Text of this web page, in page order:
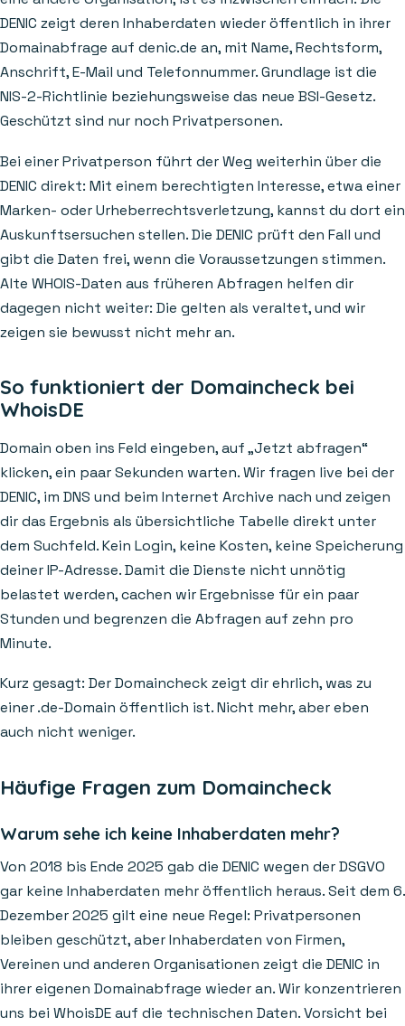
DENIC zeigt deren Inhaberdaten wieder öffentlich in ihrer
Domainabfrage auf denic.de an, mit Name, Rechtsform,
Anschrift, E-Mail und Telefonnummer. Grundlage ist die
NIS-2-Richtlinie beziehungsweise das neue BSI-Gesetz.
Geschützt sind nur noch Privatpersonen.
Bei einer Privatperson führt der Weg weiterhin über die
DENIC direkt: Mit einem berechtigten Interesse, etwa einer
Marken- oder Urheberrechtsverletzung, kannst du dort ein
Auskunftsersuchen stellen. Die DENIC prüft den Fall und
gibt die Daten frei, wenn die Voraussetzungen stimmen.
Alte WHOIS-Daten aus früheren Abfragen helfen dir
dagegen nicht weiter: Die gelten als veraltet, und wir
zeigen sie bewusst nicht mehr an.
So funktioniert der Domaincheck bei
WhoisDE
Domain oben ins Feld eingeben, auf „Jetzt abfragen“
klicken, ein paar Sekunden warten. Wir fragen live bei der
DENIC, im DNS und beim Internet Archive nach und zeigen
dir das Ergebnis als übersichtliche Tabelle direkt unter
dem Suchfeld. Kein Login, keine Kosten, keine Speicherung
deiner IP-Adresse. Damit die Dienste nicht unnötig
belastet werden, cachen wir Ergebnisse für ein paar
Stunden und begrenzen die Abfragen auf zehn pro
Minute.
Kurz gesagt: Der Domaincheck zeigt dir ehrlich, was zu
einer .de-Domain öffentlich ist. Nicht mehr, aber eben
auch nicht weniger.
Häufige Fragen zum Domaincheck
Warum sehe ich keine Inhaberdaten mehr?
Von 2018 bis Ende 2025 gab die DENIC wegen der DSGVO
gar keine Inhaberdaten mehr öffentlich heraus. Seit dem 6.
Dezember 2025 gilt eine neue Regel: Privatpersonen
bleiben geschützt, aber Inhaberdaten von Firmen,
Vereinen und anderen Organisationen zeigt die DENIC in
ihrer eigenen Domainabfrage wieder an. Wir konzentrieren
uns bei WhoisDE auf die technischen Daten. Vorsicht bei